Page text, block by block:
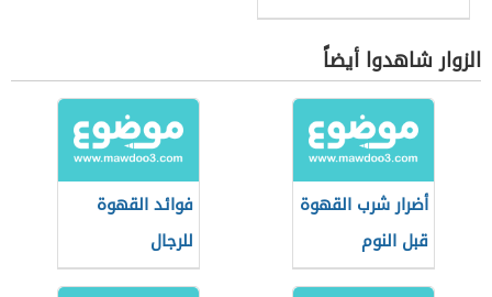
الزوار شاهدوا أيضاً
أضرار شرب القهوة
قبل النوم
فوائد القهوة
للرجال